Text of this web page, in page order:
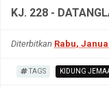
KJ. 228 -
Diterbitkan Rabu,
TAGS KIDUNG